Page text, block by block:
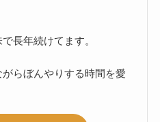
長年続けてます。
らぼんやりする時間を愛